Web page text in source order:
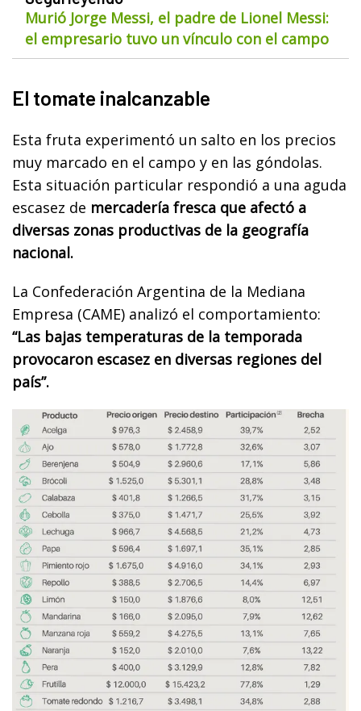
Murió Jorge Messi, el padre de Lionel Messi:
el empresario tuvo un vínculo con el campo
El tomate inalcanzable
Esta fruta experimentó un salto en los precios
muy marcado en el campo y en las góndolas.
Esta situación particular respondió a una aguda
escasez de mercadería fresca que afectó a
diversas zonas productivas de la geografía
nacional.
La Confederación Argentina de la Mediana
Empresa (CAME) analizó el comportamiento:
“Las bajas temperaturas de la temporada
provocaron escasez en diversas regiones del
país”.